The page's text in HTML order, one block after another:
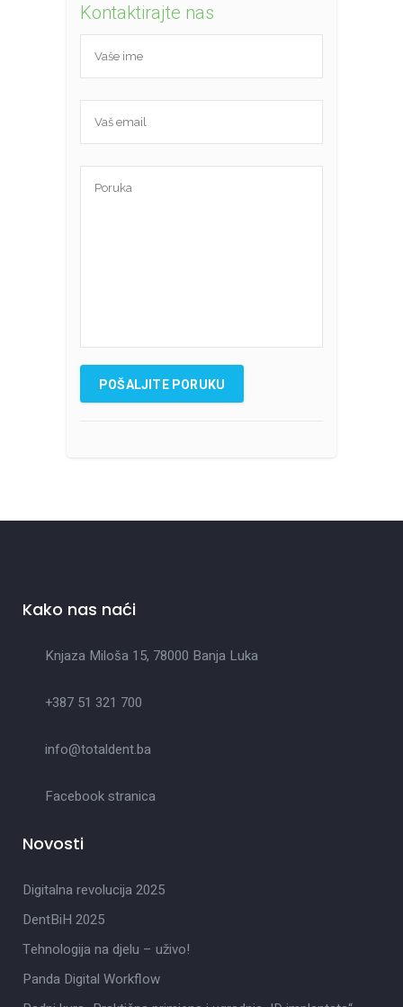
Kontaktirajte nas
Kako nas naći
Knjaza Miloša 15, 78000 Banja Luka
+387 51 321 700
info@totaldent.ba
Facebook stranica
Novosti
Digitalna revolucija 2025
DentBiH 2025
Tehnologija na djelu – uživo!
Panda Digital Workflow